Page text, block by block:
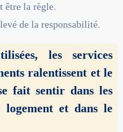
être la règle.
de la responsabilité.
les services
ralentissent et le
fait sentir dans les
logement et dans le